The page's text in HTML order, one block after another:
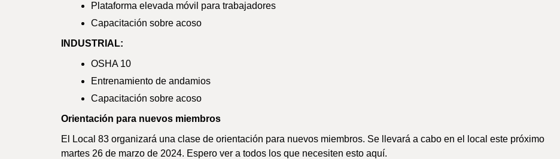
Plataforma elevada móvil para trabajadores
Capacitación sobre acoso
INDUSTRIAL:
OSHA 10
Entrenamiento de andamios
Capacitación sobre acoso
Orientación para nuevos miembros
El Local 83 organizará una clase de orientación para nuevos miembros. Se llevará a cabo en el local este próximo
martes 26 de marzo de 2024. Espero ver a todos los que necesiten esto aquí.